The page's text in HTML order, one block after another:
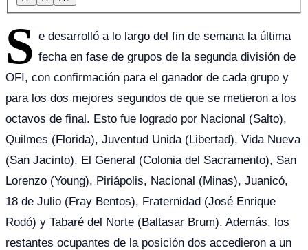
S e desarrolló a lo largo del fin de semana la última
fecha en fase de grupos de la segunda división de
OFI, con confirmación para el ganador de cada grupo y
para los dos mejores segundos de que se metieron a los
octavos de final. Esto fue logrado por Nacional (Salto),
Quilmes (Florida), Juventud Unida (Libertad), Vida Nueva
(San Jacinto), El General (Colonia del Sacramento), San
Lorenzo (Young), Piriápolis, Nacional (Minas), Juanicó,
18 de Julio (Fray Bentos), Fraternidad (José Enrique
Rodó) y Tabaré del Norte (Baltasar Brum). Además, los
restantes ocupantes de la posición dos accedieron a un